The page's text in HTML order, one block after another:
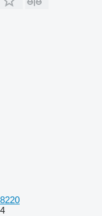
8220
4